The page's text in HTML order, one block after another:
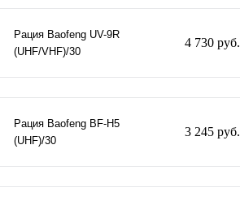
Рация Baofeng UV-9R
(UHF/VHF)/30
4 730 руб.
Рация Baofeng BF-H5
(UHF)/30
3 245 руб.